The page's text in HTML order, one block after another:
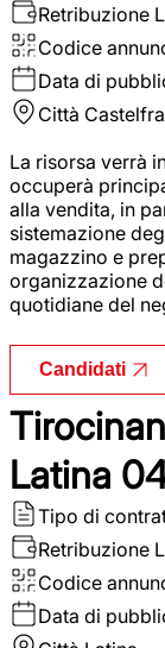
Retribuzione
Codice
Data di
Città
La risorsa verrà
occuperà
alla vendita, in
sistemazione
magazzino e
organizzazione
quotidiane del
Candidati
Latina
Tipo di
Retribuzione
Codice
Data di